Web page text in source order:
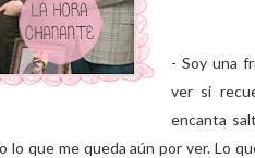
- Soy una
ver si
encanta
lo que me queda aún por ver. Lo